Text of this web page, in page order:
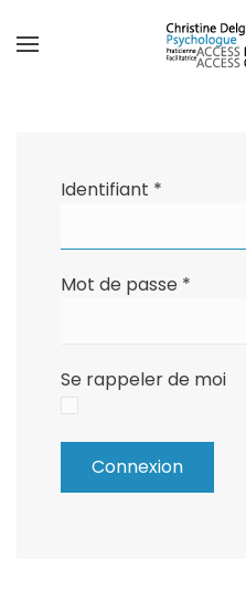
Identifiant *
Mot de passe *
Se rappeler de moi
Connexion